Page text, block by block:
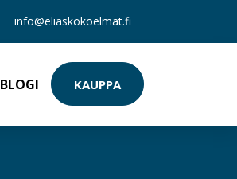
info@eliaskokoelmat.fi
BLOGI KAUPPA